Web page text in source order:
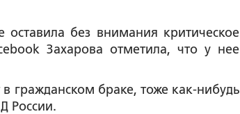
без внимания критическое
Захарова отметила, что у нее
браке, тоже как-нибудь
России.